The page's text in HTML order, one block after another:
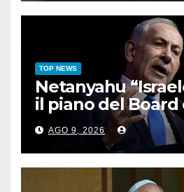
TOP NEWS
Netanyahu
il piano del Board
per Gaza”
AGO 9, 2026